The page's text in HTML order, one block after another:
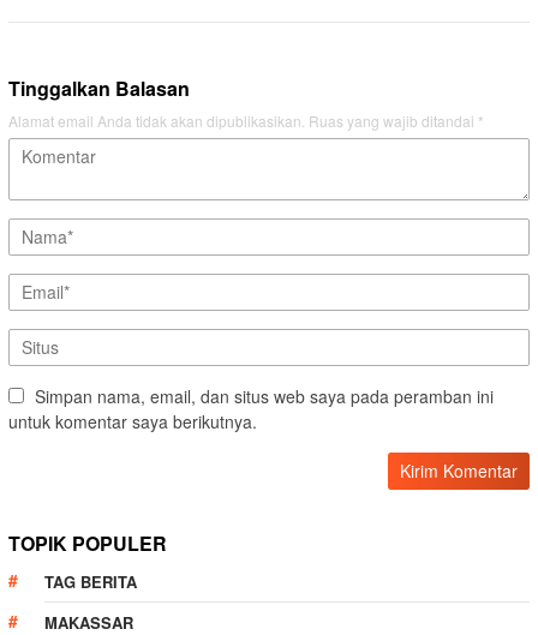
Tinggalkan Balasan
Alamat email Anda tidak akan dipublikasikan. Ruas yang wajib ditandai *
Simpan nama, email, dan situs web saya pada peramban ini
untuk komentar saya berikutnya.
TOPIK POPULER
TAG BERITA
MAKASSAR